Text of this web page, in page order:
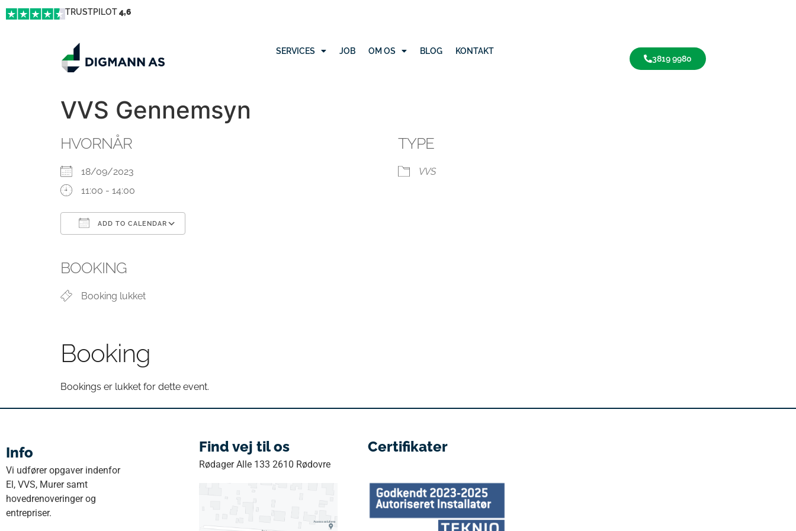
TRUSTPILOT4,6
SERVICES JOB OM OS BLOG
KONTAKT
3819 9980
VVS Gennemsyn
HVORNÅR
18/09/2023
11:00 - 14:00
ADD TO CALENDAR
BOOKING
Booking lukket
TYPE
VVS
Booking
Bookings er lukket for dette event.
Info
Vi udfører opgaver indenfor
El, VVS, Murer samt
hovedrenoveringer og
entrepriser.
Find vej til os
Rødager Alle 133 2610 Rødovre
Certifikater